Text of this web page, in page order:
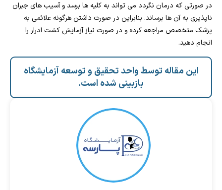
در صورتی که درمان نگردد می تواند به کلیه ها برسد و آسیب های جبران
ناپذیری به آن ها برساند. بنابراین در صورت داشتن هرگونه علائمی به
پزشک متخصص مراجعه کرده و در صورت نیاز آزمایش کشت ادرار را
انجام دهید.
این مقاله توسط واحد تحقیق و توسعه آزمایشگاه
بازبینی شده است.